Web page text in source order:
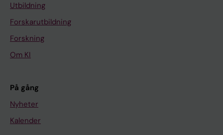
Utbildning
Forskarutbildning
Forskning
Om KI
På gång
Nyheter
Kalender